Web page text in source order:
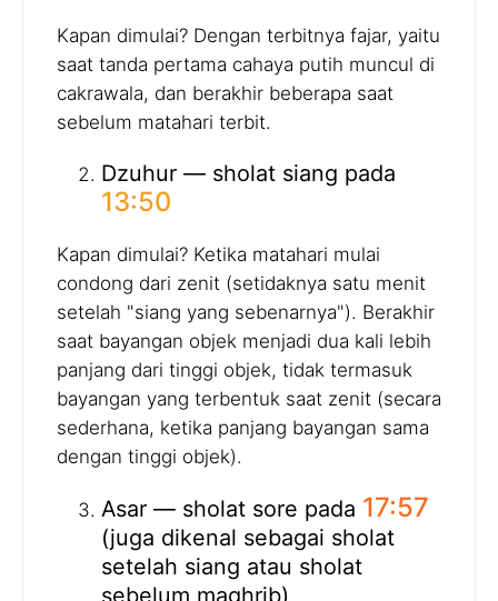
Kapan dimulai? Dengan terbitnya fajar, yaitu
saat tanda pertama cahaya putih muncul di
cakrawala, dan berakhir beberapa saat
sebelum matahari terbit.
Dzuhur — sholat siang pada
13:50
Kapan dimulai? Ketika matahari mulai
condong dari zenit (setidaknya satu menit
setelah "siang yang sebenarnya"). Berakhir
saat bayangan objek menjadi dua kali lebih
panjang dari tinggi objek, tidak termasuk
bayangan yang terbentuk saat zenit (secara
sederhana, ketika panjang bayangan sama
dengan tinggi objek).
Asar — sholat sore pada 17:57
(juga dikenal sebagai sholat
setelah siang atau sholat
sebelum maghrib)